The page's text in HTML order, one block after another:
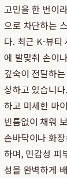
고민을 한 번이
으로 차단하는
다. 최근 K-뷰티
에 발맞춰 손이
깊숙이 전달하는
상하고 있습니
하고 미세한 마
빈틈없이 채워
손바닥이나 화
하며, 민감성 피
성을 완벽하게